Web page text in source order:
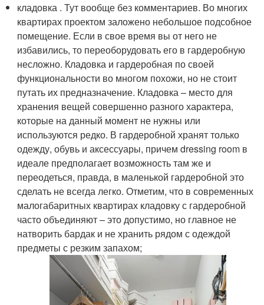
кладовка . Тут вообще без комментариев. Во многих
квартирах проектом заложено небольшое подсобное
помещение. Если в свое время вы от него не
избавились, то переоборудовать его в гардеробную
несложно. Кладовка и гардеробная по своей
функциональности во многом похожи, но не стоит
путать их предназначение. Кладовка – место для
хранения вещей совершенно разного характера,
которые на данный момент не нужны или
используются редко. В гардеробной хранят только
одежду, обувь и аксессуары, причем dressing room в
идеале предполагает возможность там же и
переодеться, правда, в маленькой гардеробной это
сделать не всегда легко. Отметим, что в современных
малогабаритных квартирах кладовку с гардеробной
часто объединяют – это допустимо, но главное не
натворить бардак и не хранить рядом с одеждой
предметы с резким запахом;